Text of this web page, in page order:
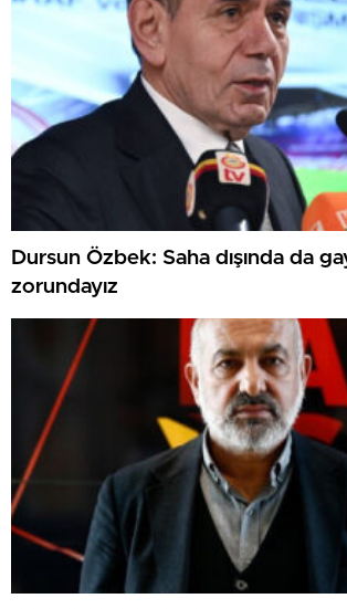
Dursun Özbek: Saha dışında da
zorundayız